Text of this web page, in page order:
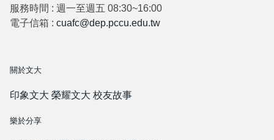
服務時間 : 週一至週五 08:30~16:00
電子信箱 : cuafc@dep.pccu.edu.tw
關於文大
印象文大 榮耀文大 校友故事
樂於分享